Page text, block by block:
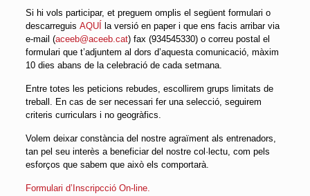
Si hi vols participar, et preguem omplis el següent formulari o
descarreguis AQUÍ la versió en paper i que ens facis arribar via
e-mail (aceeb@aceeb.cat) fax (934545330) o correu postal el
formulari que t’adjuntem al dors d’aquesta comunicació, màxim
10 dies abans de la celebració de cada setmana.
Entre totes les peticions rebudes, escollirem grups limitats de
treball. En cas de ser necessari fer una selecció, seguirem
criteris curriculars i no geogràfics.
Volem deixar constància del nostre agraïment als entrenadors,
tan pel seu interès a beneficiar del nostre col·lectu, com pels
esforços que sabem que això els comportarà.
Formulari d’Inscripcció On-line.